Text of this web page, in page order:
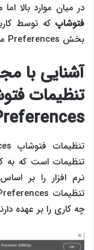
در میان موارد بالا
فتوشاپ که توسط
بخش Preferences می‌شود که در ادامه به آن می‌پردازیم.
آشنایی با
تنظیمات
تنظیمات است که به
نرم‌ افزار را بر
چه کاری را بر عهده